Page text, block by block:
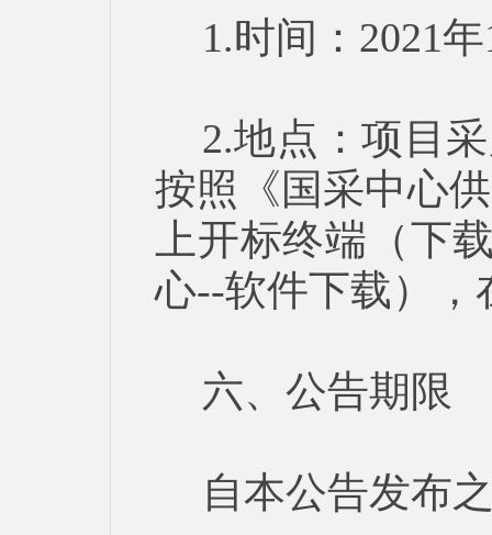
1.时间：2021
2.地点：项目
按照《国采中心
上开标终端（下
心--软件下载），
六、公告期限
自本公告发布